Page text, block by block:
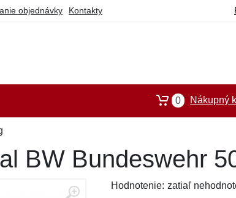
objednávky Kontakty
0 Nákupný
BW Bundeswehr
Hodnotenie: zatiaľ